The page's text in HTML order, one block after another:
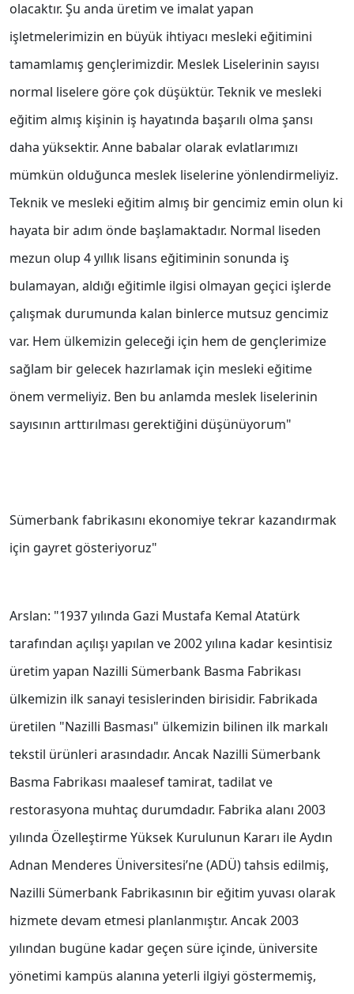
olacaktır. Şu anda üretim ve imalat yapan
işletmelerimizin en büyük ihtiyacı mesleki eğitimini
tamamlamış gençlerimizdir. Meslek Liselerinin sayısı
normal liselere göre çok düşüktür. Teknik ve mesleki
eğitim almış kişinin iş hayatında başarılı olma şansı
daha yüksektir. Anne babalar olarak evlatlarımızı
mümkün olduğunca meslek liselerine yönlendirmeliyiz.
Teknik ve mesleki eğitim almış bir gencimiz emin olun ki
hayata bir adım önde başlamaktadır. Normal liseden
mezun olup 4 yıllık lisans eğitiminin sonunda iş
bulamayan, aldığı eğitimle ilgisi olmayan geçici işlerde
çalışmak durumunda kalan binlerce mutsuz gencimiz
var. Hem ülkemizin geleceği için hem de gençlerimize
sağlam bir gelecek hazırlamak için mesleki eğitime
önem vermeliyiz. Ben bu anlamda meslek liselerinin
sayısının arttırılması gerektiğini düşünüyorum"
Sümerbank fabrikasını ekonomiye tekrar kazandırmak
için gayret gösteriyoruz"
Arslan: "1937 yılında Gazi Mustafa Kemal Atatürk
tarafından açılışı yapılan ve 2002 yılına kadar kesintisiz
üretim yapan Nazilli Sümerbank Basma Fabrikası
ülkemizin ilk sanayi tesislerinden birisidir. Fabrikada
üretilen "Nazilli Basması" ülkemizin bilinen ilk markalı
tekstil ürünleri arasındadır. Ancak Nazilli Sümerbank
Basma Fabrikası maalesef tamirat, tadilat ve
restorasyona muhtaç durumdadır. Fabrika alanı 2003
yılında Özelleştirme Yüksek Kurulunun Kararı ile Aydın
Adnan Menderes Üniversitesi’ne (ADÜ) tahsis edilmiş,
Nazilli Sümerbank Fabrikasının bir eğitim yuvası olarak
hizmete devam etmesi planlanmıştır. Ancak 2003
yılından bugüne kadar geçen süre içinde, üniversite
yönetimi kampüs alanına yeterli ilgiyi göstermemiş,